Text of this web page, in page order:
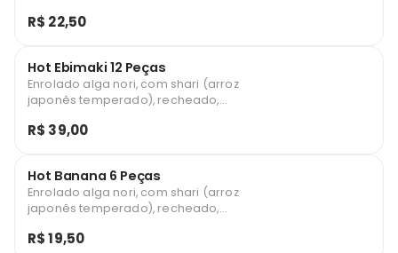
frito (Camarão e cream cheese)
R$ 22,50
Hot Ebimaki 12 Peças
Enrolado alga nori, com shari (arroz
japonês temperado), recheado,
frito (Camarão e cream cheese)
R$ 39,00
Hot Banana 6 Peças
Enrolado alga nori, com shari (arroz
japonês temperado), recheado,
frito (Leite Condensado e canela)
R$ 19,50